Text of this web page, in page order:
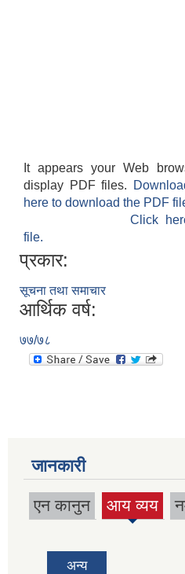
It appears your Web
display PDF files.
here to download the PDF
Click
file.
प्रकार:
सूचना तथा समाचार
आर्थिक वर्ष:
७७/७८
जानकारी
एन कानुन आय व्यय
(active
अन्य